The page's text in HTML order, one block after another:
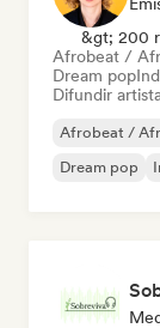
&gt; 200
Afrobeat /
Dream pop
Difundir
Afrobeat /
Dream pop